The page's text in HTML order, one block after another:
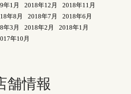
年1月 2018年12月
2018年11月
年8月 2018年7月
2018年6月
年3月 2018年2月
2018年1月
年10月
舗情報